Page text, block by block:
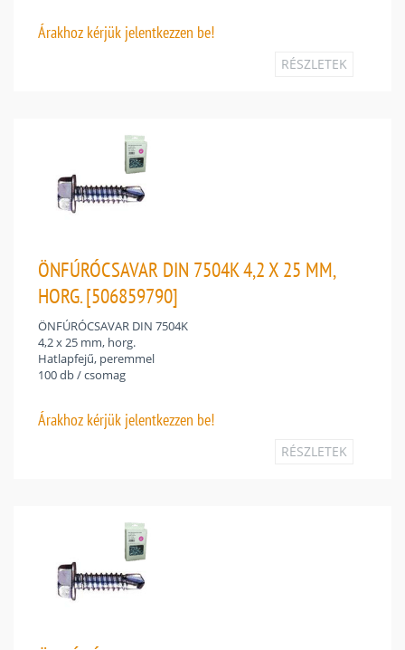
Árakhoz kérjük jelentkezzen be!
RÉSZLETEK
ÖNFÚRÓCSAVAR DIN 7504K 4,2 X 25 MM,
HORG. [506859790]
ÖNFÚRÓCSAVAR DIN 7504K
4,2 x 25 mm, horg.
Hatlapfejű, peremmel
100 db / csomag
Árakhoz kérjük jelentkezzen be!
RÉSZLETEK